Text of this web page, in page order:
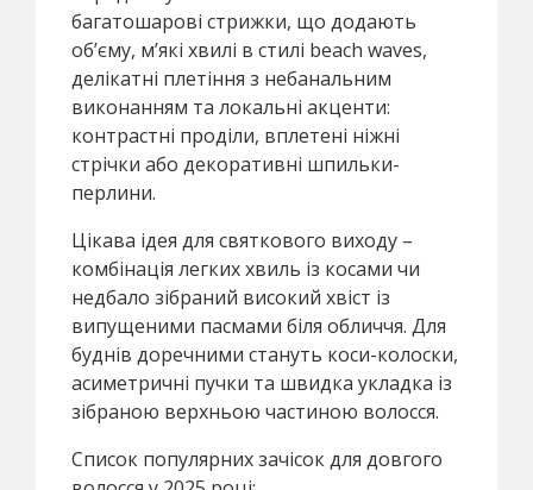
багатошарові стрижки, що додають
об’єму, м’які хвилі в стилі beach waves,
делікатні плетіння з небанальним
виконанням та локальні акценти:
контрастні проділи, вплетені ніжні
стрічки або декоративні шпильки-
перлини.
Цікава ідея для святкового виходу –
комбінація легких хвиль із косами чи
недбало зібраний високий хвіст із
випущеними пасмами біля обличчя. Для
буднів доречними стануть коси-колоски,
асиметричні пучки та швидка укладка із
зібраною верхньою частиною волосся.
Список популярних зачісок для довгого